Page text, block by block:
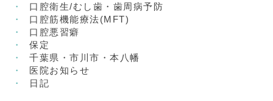
口腔衛生/むし歯・歯周病予防
口腔筋機能療法(MFT)
口腔悪習癖
保定
千葉県・市川市・本八幡
医院お知らせ
日記